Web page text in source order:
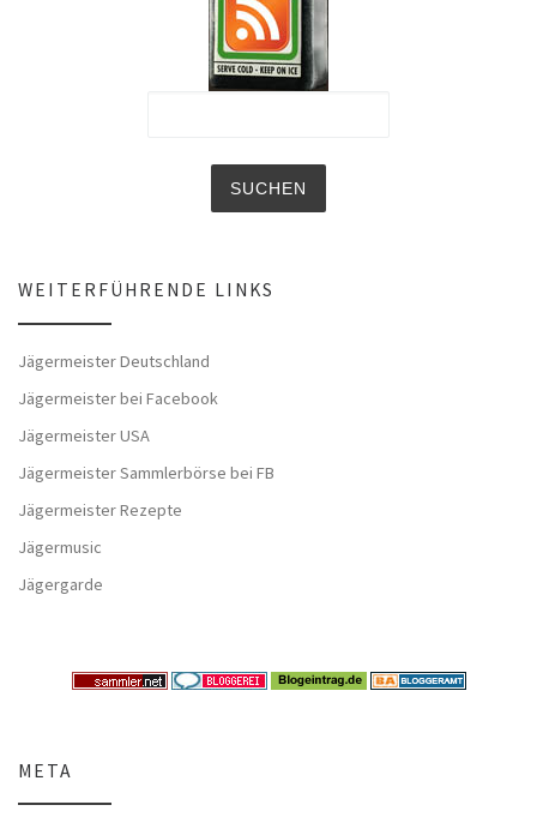
WEITERFÜHRENDE LINKS
Jägermeister Deutschland
Jägermeister bei Facebook
Jägermeister USA
Jägermeister Sammlerbörse bei FB
Jägermeister Rezepte
Jägermusic
Jägergarde
META